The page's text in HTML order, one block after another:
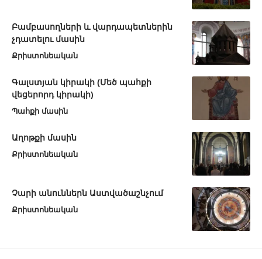
Բամբասողների և վարդապետներին
չդատելու մասին
Քրիստոնեական
Գալստյան կիրակի (Մեծ պահքի
վեցերորդ կիրակի)
Պահքի մասին
Աղոթքի մասին
Քրիստոնեական
Չարի անուններն Աստվածաշնչում
Քրիստոնեական